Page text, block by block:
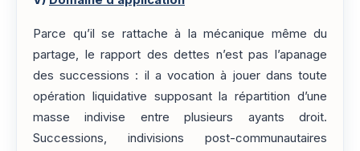
Parce qu’il se rattache à la mécanique même du
partage, le rapport des dettes n’est pas l’apanage
des successions : il a vocation à jouer dans toute
opération liquidative supposant la répartition d’une
masse indivise entre plusieurs ayants droit.
Successions, indivisions post-communautaires